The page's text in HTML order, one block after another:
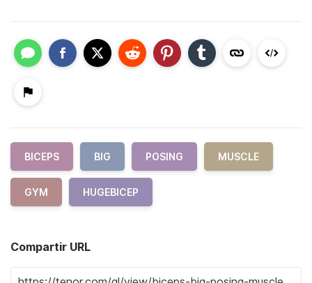
BICEPS BIG POSING MUSCLE
GYM HUGEBICEP
Compartir URL